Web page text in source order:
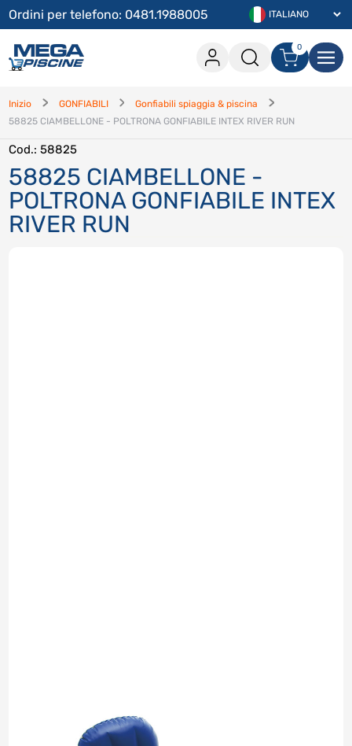
Ordini per telefono: 0481.1988005
0
Accesso
Accedi
Hai dimenticato la password
Inizio GONFIABILI
Gonfiabili spiaggia & piscina
58825 CIAMBELLONE - POLTRONA GONFIABILE INTEX RIVER RUN
Cod.: 58825
58825 CIAMBELLONE -
POLTRONA GONFIABILE INTEX
RIVER RUN